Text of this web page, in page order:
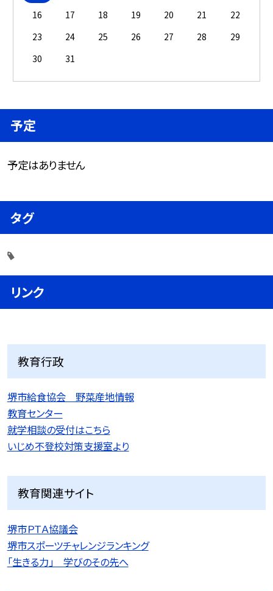
16
17 18 19 20 21
22
23
24 25 26 27 28
29
30
31
予定
予定はありません
タグ
リンク
教育行政
堺市給食協会 野菜産地情報
教育センター
就学相談の受付はこちら
いじめ不登校対策支援室より
教育関連サイト
堺市ＰＴＡ協議会
堺市スポーツチャレンジランキング
「生きる力」 学びのその先へ